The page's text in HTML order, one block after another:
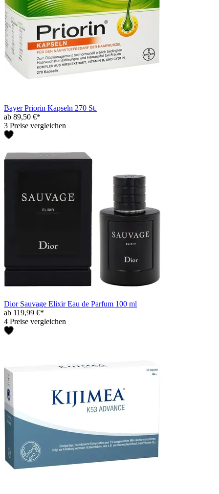
Bayer Priorin Kapseln 270 St.
ab 89,50 €*
3 Preise vergleichen
Dior Sauvage Elixir Eau de Parfum 100 ml
ab 119,99 €*
4 Preise vergleichen